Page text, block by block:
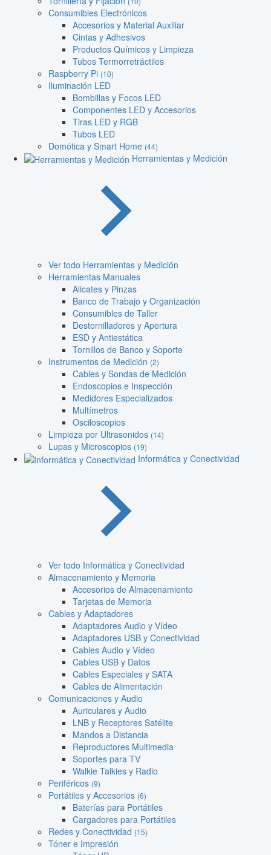
Consumibles Electrónicos
Accesorios y Material Auxiliar
Cintas y Adhesivos
Productos Químicos y Limpieza
Tubos Termorretráctiles
Raspberry Pi (10)
Iluminación LED
Bombillas y Focos LED
Componentes LED y Accesorios
Tiras LED y RGB
Tubos LED
Domótica y Smart Home (44)
Herramientas y Medición
Ver todo Herramientas y Medición
Herramientas Manuales
Alicates y Pinzas
Banco de Trabajo y Organización
Consumibles de Taller
Destornilladores y Apertura
ESD y Antiestática
Tornillos de Banco y Soporte
Instrumentos de Medición (2)
Cables y Sondas de Medición
Endoscopios e Inspección
Medidores Especializados
Multímetros
Osciloscopios
Limpieza por Ultrasonidos (14)
Lupas y Microscopios (19)
Informática y Conectividad
Ver todo Informática y Conectividad
Almacenamiento y Memoria
Accesorios de Almacenamiento
Tarjetas de Memoria
Cables y Adaptadores
Adaptadores Audio y Vídeo
Adaptadores USB y Conectividad
Cables Audio y Vídeo
Cables USB y Datos
Cables Especiales y SATA
Cables de Alimentación
Comunicaciones y Audio
Auriculares y Audio
LNB y Receptores Satélite
Mandos a Distancia
Reproductores Multimedia
Soportes para TV
Walkie Talkies y Radio
Periféricos (9)
Portátiles y Accesorios (6)
Baterías para Portátiles
Cargadores para Portátiles
Redes y Conectividad (15)
Tóner e Impresión